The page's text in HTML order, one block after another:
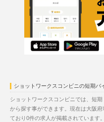
ショットワークスコンビニの短期バ
ショットワークスコンビニでは、短
から探す事ができます。現在は大阪
ており0件の求人が掲載されています